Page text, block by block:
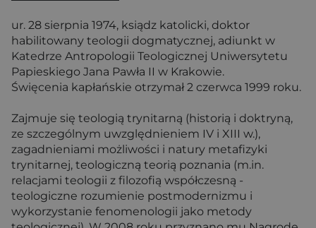
ur. 28 sierpnia 1974, ksiądz katolicki, doktor
habilitowany teologii dogmatycznej, adiunkt w
Katedrze Antropologii Teologicznej Uniwersytetu
Papieskiego Jana Pawła II w Krakowie.
Święcenia kapłańskie otrzymał 2 czerwca 1999 roku.
Zajmuje się teologią trynitarną (historią i doktryną,
ze szczególnym uwzględnieniem IV i XIII w.),
zagadnieniami możliwości i natury metafizyki
trynitarnej, teologiczną teorią poznania (m.in.
relacjami teologii z filozofią współczesną -
teologiczne rozumienie postmodernizmu i
wykorzystanie fenomenologii jako metody